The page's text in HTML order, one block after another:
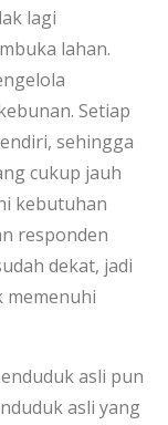
lagi
lahan.
Setiap
sehingga
cukup jauh
kebutuhan
responden
dekat, jadi
memenuhi
asli pun
asli yang